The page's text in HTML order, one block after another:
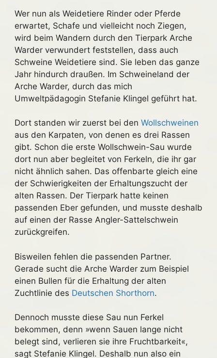
Wer nun als Weidetiere Rinder oder Pferde
erwartet, Schafe und vielleicht noch Ziegen,
wird beim Wandern durch den Tierpark Arche
Warder verwundert feststellen, dass auch
Schweine Weidetiere sind. Sie leben das ganze
Jahr hindurch draußen. Im Schweineland der
Arche Warder, durch das mich
Umweltpädagogin Stefanie Klingel geführt hat.
Dort standen wir zuerst bei den Wollschweinen
aus den Karpaten, von denen es drei Rassen
gibt. Schon die erste Wollschwein-Sau wurde
dort nun aber begleitet von Ferkeln, die ihr gar
nicht ähnlich sahen. Das offenbarte gleich eine
der Schwierigkeiten der Erhaltungszucht der
alten Rassen. Der Tierpark hatte keinen
passenden Eber gefunden, und musste deshalb
auf einen der Rasse Angler-Sattelschwein
zurückgreifen.
Bisweilen fehlen die passenden Partner.
Gerade sucht die Arche Warder zum Beispiel
einen Bullen für die Erhaltung der alten
Zuchtlinie des Deutschen Shorthorn.
Dennoch musste diese Sau nun Ferkel
bekommen, denn »wenn Sauen lange nicht
belegt sind, verlieren sie ihre Fruchtbarkeit«,
sagt Stefanie Klingel. Deshalb nun also ein